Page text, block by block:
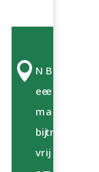

B
e
a
tr
ij
N
ee
m
bij
vr